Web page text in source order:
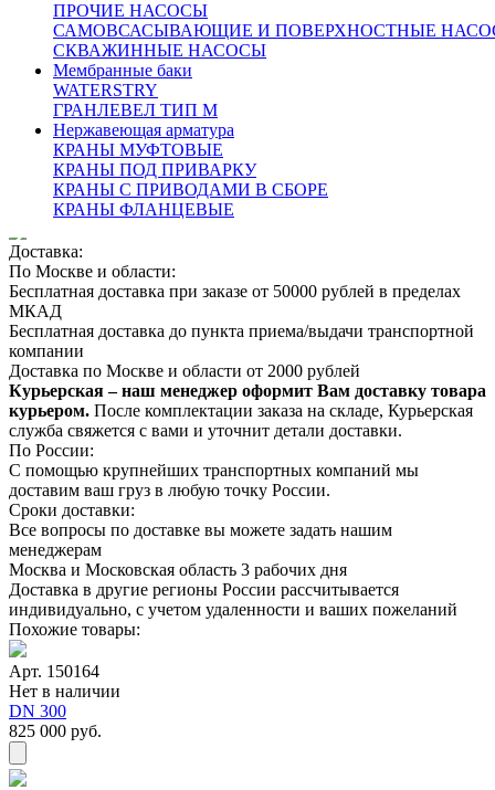
ПРОЧИЕ НАСОСЫ
САМОВСАСЫВАЮЩИЕ И ПОВЕРХНОСТНЫЕ
СКВАЖИННЫЕ НАСОСЫ
Мембранные баки
WATERSTRY
ГРАНЛЕВЕЛ ТИП М
Нержавеющая арматура
КРАНЫ МУФТОВЫЕ
КРАНЫ ПОД ПРИВАРКУ
КРАНЫ С ПРИВОДАМИ В СБОРЕ
КРАНЫ ФЛАНЦЕВЫЕ
Условия эксплуатации:
Окружающая температура, °С
Относительная влажность, %
Степень защиты
Описание:
Оплата:
Оплата осуществляется по безналичному расчету на
основании счета. Счет формирует ваш персональный
менеджер после подтверждения заказа
Доставка:
По Москве и области:
Бесплатная доставка при заказе от 50000 рублей в пределах
МКАД
Бесплатная доставка до пункта приема/выдачи транспортной
компании
Доставка по Москве и области от 2000 рублей
Курьерская – наш менеджер оформит Вам доставку товара
курьером. После комплектации заказа на складе, Курьерская
служба свяжется с вами и уточнит детали доставки.
По России:
С помощью крупнейших транспортных компаний мы
доставим ваш груз в любую точку России.
Сроки доставки:
Все вопросы по доставке вы можете задать нашим
менеджерам
Москва и Московская область 3 рабочих дня
Доставка в другие регионы России рассчитывается
индивидуально, с учетом удаленности и ваших пожеланий
Похожие товары:
Арт. 150164
Нет в наличии
DN 300
825 000 руб.